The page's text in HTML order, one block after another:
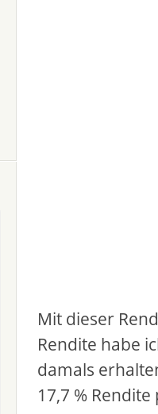
Mit dieser
Rendite habe
damals
17,7 %